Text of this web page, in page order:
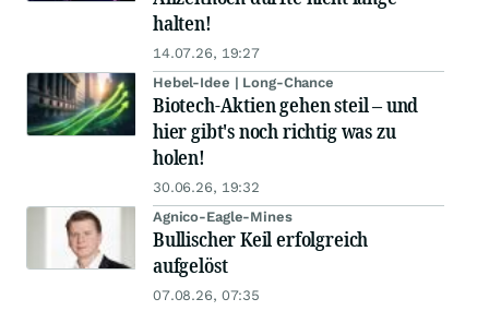
halten!
14.07.26, 19:27
Hebel-Idee | Long-Chance
Biotech-Aktien gehen steil – und
hier gibt's noch richtig was zu
holen!
30.06.26, 19:32
Agnico-Eagle-Mines
Bullischer Keil erfolgreich
aufgelöst
07.08.26, 07:35